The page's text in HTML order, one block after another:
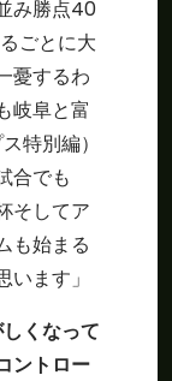
み勝点40
ごとに大
憂するわ
岐阜と富
特別編）
合でも
そしてア
も始まる
ます」
くなって
ントロー